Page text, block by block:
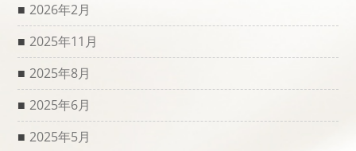
2026年2月
2025年11月
2025年8月
2025年6月
2025年5月